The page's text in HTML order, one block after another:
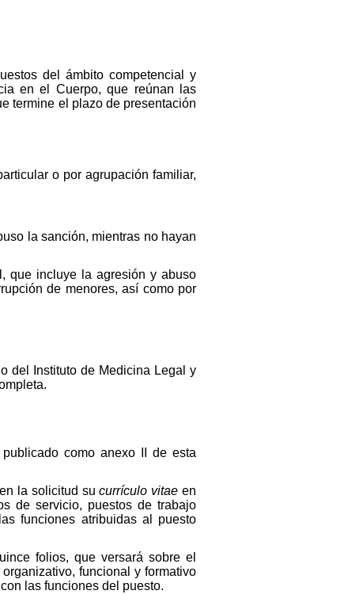
del ámbito competencial y
en el Cuerpo, que reúnan las
termine el plazo de presentación
o por agrupación familiar,
la sanción, mientras no hayan
que incluye la agresión y abuso
de menores, así como por
del Instituto de Medicina Legal y
como anexo II de esta
la solicitud sucurrículo vitae en
de servicio, puestos de trabajo
funciones atribuidas al puesto
folios, que versará sobre el
funcional y formativo
las funciones del puesto.